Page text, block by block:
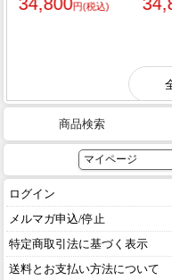
商品検索
マイページ
ログイン
メルマガ申込/停止
特定商取引法に基づく表示
送料とお支払い方法について